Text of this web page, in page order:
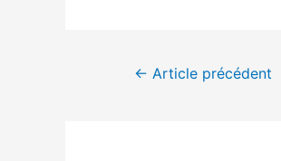
Navigation
← Article précédent